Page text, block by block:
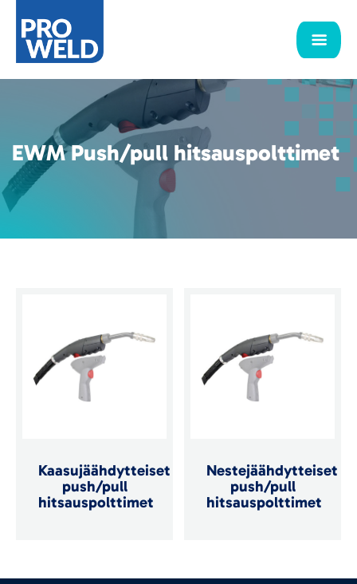
EWM Push/pull hitsauspolttimet
Kaasujäähdytteiset
push/pull
hitsauspolttimet
Nestejäähdytteiset
push/pull
hitsauspolttimet